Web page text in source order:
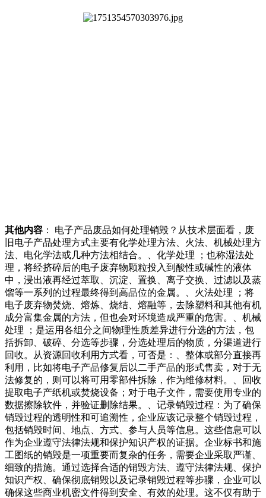
其他内容 ： 电子产品废品如何处理销毁？从技术层面看，废
旧电子产品处理方式主要有化学处理方法、火法、机械处理方
法、电化学法或几种方法相结合。、化学处理 ；也称湿法处
理，将经挤碎后的电子废弃物颗粒投入到酸性或碱性的液体
中，浸出液再经过萃取、沉淀、置换、离子交换、过滤以及蒸
馏等一系列的过程最终得到高品位的金属。、火法处理 ；将
电子废弃物焚烧、熔炼、烧结、熔融等，去除塑料和其他有机
成分富集金属的方法，但也会对环境造成严重的危害。、机械
处理 ；是运用各组分之间物理性质差异进行分选的方法，包
括拆卸、破碎、分选等步骤，分选处理后的物质，分渠道进行
回收。从资源回收利用方式看，可否是：、整体或部分直接再
利用，比如将电子产品修复后以二手产品的形式售卖，对于无
法修复的，则可以将可用零部件拆除，作为维修材料。、回收
提取电子产纸机或焚烧设备；对于电子文件，需要使用专业的
数据擦除软件，并验证删除结果。、记录销毁过程：为了确保
销毁过程的透明性和可追溯性，企业应该记录整个销毁过程，
包括销毁时间、地点、方式、参与人员等信息。这些信息可以
作为企业遵守法律法规和保护知识产权的证据。企业标书和施
工图纸的销毁是一项重要而复杂的任务，需要企业采取严谨、
细致的措施。通过选择合适的销毁方法、遵守法律法规、保护
知识产权、确保彻底销毁以及记录销毁过程等步骤，企业可以
确保这些商业机密文件得到安全、有效的处理。这不仅有助于